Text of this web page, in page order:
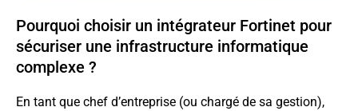
Pourquoi choisir un intégrateur Fortinet pour
sécuriser une infrastructure informatique
complexe ?
En tant que chef d’entreprise (ou chargé de sa gestion),